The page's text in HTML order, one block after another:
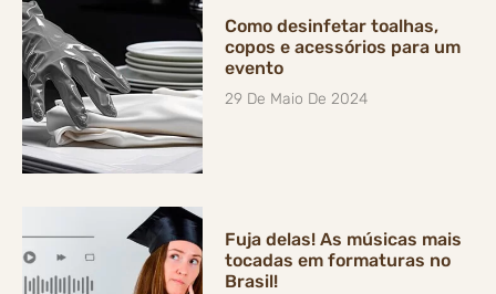
Como desinfetar toalhas,
copos e acessórios para um
evento
29 De Maio De 2024
Fuja delas! As músicas mais
tocadas em formaturas no
Brasil!